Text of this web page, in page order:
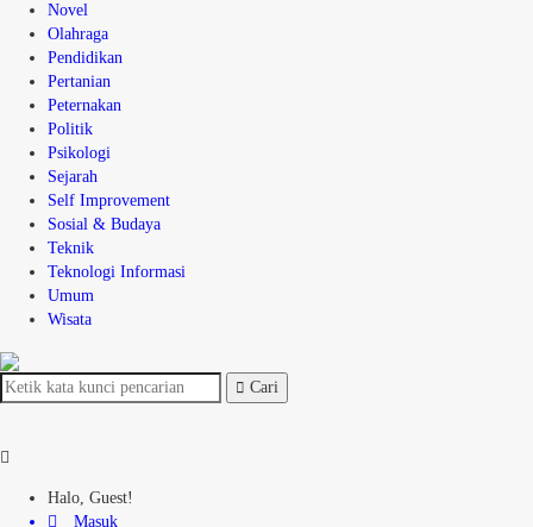
Novel
Olahraga
Pendidikan
Pertanian
Peternakan
Politik
Psikologi
Sejarah
Self Improvement
Sosial & Budaya
Teknik
Teknologi Informasi
Umum
Wisata
Cari
Halo, Guest!
Masuk